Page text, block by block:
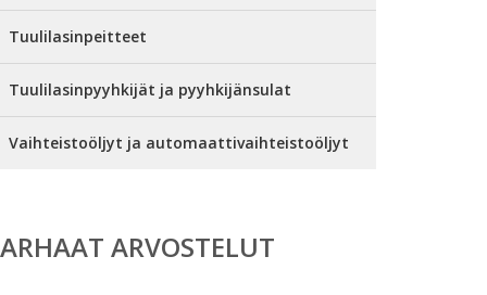
Tuulilasinpeitteet
Tuulilasinpyyhkijät ja pyyhkijänsulat
Vaihteistoöljyt ja automaattivaihteistoöljyt
ARVOSTELUT